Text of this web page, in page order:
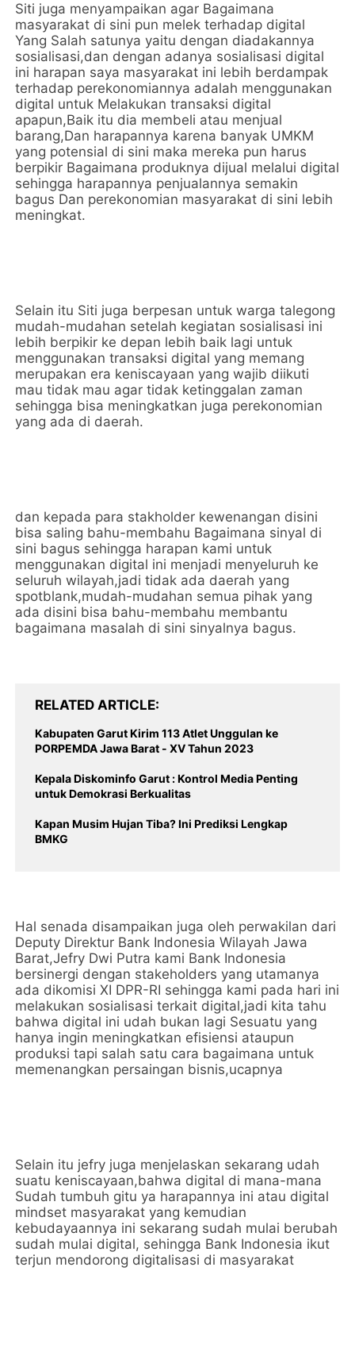
Siti juga menyampaikan agar Bagaimana
masyarakat di sini pun melek terhadap digital
Yang Salah satunya yaitu dengan diadakannya
sosialisasi,dan dengan adanya sosialisasi digital
ini harapan saya masyarakat ini lebih berdampak
terhadap perekonomiannya adalah menggunakan
digital untuk Melakukan transaksi digital
apapun,Baik itu dia membeli atau menjual
barang,Dan harapannya karena banyak UMKM
yang potensial di sini maka mereka pun harus
berpikir Bagaimana produknya dijual melalui digital
sehingga harapannya penjualannya semakin
bagus Dan perekonomian masyarakat di sini lebih
meningkat.
Selain itu Siti juga berpesan untuk warga talegong
mudah-mudahan setelah kegiatan sosialisasi ini
lebih berpikir ke depan lebih baik lagi untuk
menggunakan transaksi digital yang memang
merupakan era keniscayaan yang wajib diikuti
mau tidak mau agar tidak ketinggalan zaman
sehingga bisa meningkatkan juga perekonomian
yang ada di daerah.
dan kepada para stakholder kewenangan disini
bisa saling bahu-membahu Bagaimana sinyal di
sini bagus sehingga harapan kami untuk
menggunakan digital ini menjadi menyeluruh ke
seluruh wilayah,jadi tidak ada daerah yang
spotblank,mudah-mudahan semua pihak yang
ada disini bisa bahu-membahu membantu
bagaimana masalah di sini sinyalnya bagus.
RELATED ARTICLE
Kabupaten Garut Kirim 113 Atlet Unggulan ke
PORPEMDA Jawa Barat - XV Tahun 2023
Kepala Diskominfo Garut : Kontrol Media Penting
untuk Demokrasi Berkualitas
Kapan Musim Hujan Tiba? Ini Prediksi Lengkap
BMKG
Hal senada disampaikan juga oleh perwakilan dari
Deputy Direktur Bank Indonesia Wilayah Jawa
Barat,Jefry Dwi Putra kami Bank Indonesia
bersinergi dengan stakeholders yang utamanya
ada dikomisi XI DPR-RI sehingga kami pada hari ini
melakukan sosialisasi terkait digital,jadi kita tahu
bahwa digital ini udah bukan lagi Sesuatu yang
hanya ingin meningkatkan efisiensi ataupun
produksi tapi salah satu cara bagaimana untuk
memenangkan persaingan bisnis,ucapnya
Selain itu jefry juga menjelaskan sekarang udah
suatu keniscayaan,bahwa digital di mana-mana
Sudah tumbuh gitu ya harapannya ini atau digital
mindset masyarakat yang kemudian
kebudayaannya ini sekarang sudah mulai berubah
sudah mulai digital, sehingga Bank Indonesia ikut
terjun mendorong digitalisasi di masyarakat